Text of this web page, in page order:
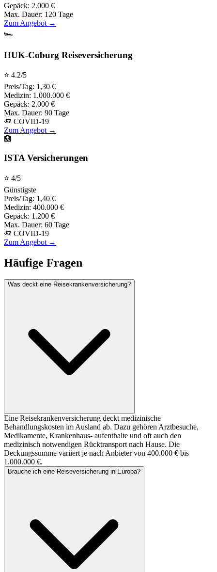
Gepäck: 2.000 €
Max. Dauer: 120 Tage
Zum Angebot →
🏎️
HUK-Coburg Reiseversicherung
⭐ 4.2/5
Preis/Tag: 1,30 €
Medizin: 1.000.000 €
Gepäck: 2.000 €
Max. Dauer: 90 Tage
🦠 COVID-19
Zum Angebot →
🏥
ISTA Versicherungen
⭐ 4/5
Günstigste
Preis/Tag: 1,40 €
Medizin: 400.000 €
Gepäck: 1.200 €
Max. Dauer: 60 Tage
🦠 COVID-19
Zum Angebot →
Häufige Fragen
Was deckt eine Reisekrankenversicherung?
Eine Reisekrankenversicherung deckt medizinische
Behandlungskosten im Ausland ab. Dazu gehören Arztbesuche,
Medikamente, Krankenhaus- aufenthalte und oft auch den
medizinisch notwendigen Rücktransport nach Hause. Die
Deckungssumme variiert je nach Anbieter von 400.000 € bis
1.000.000 €.
Brauche ich eine Reiseversicherung in Europa?